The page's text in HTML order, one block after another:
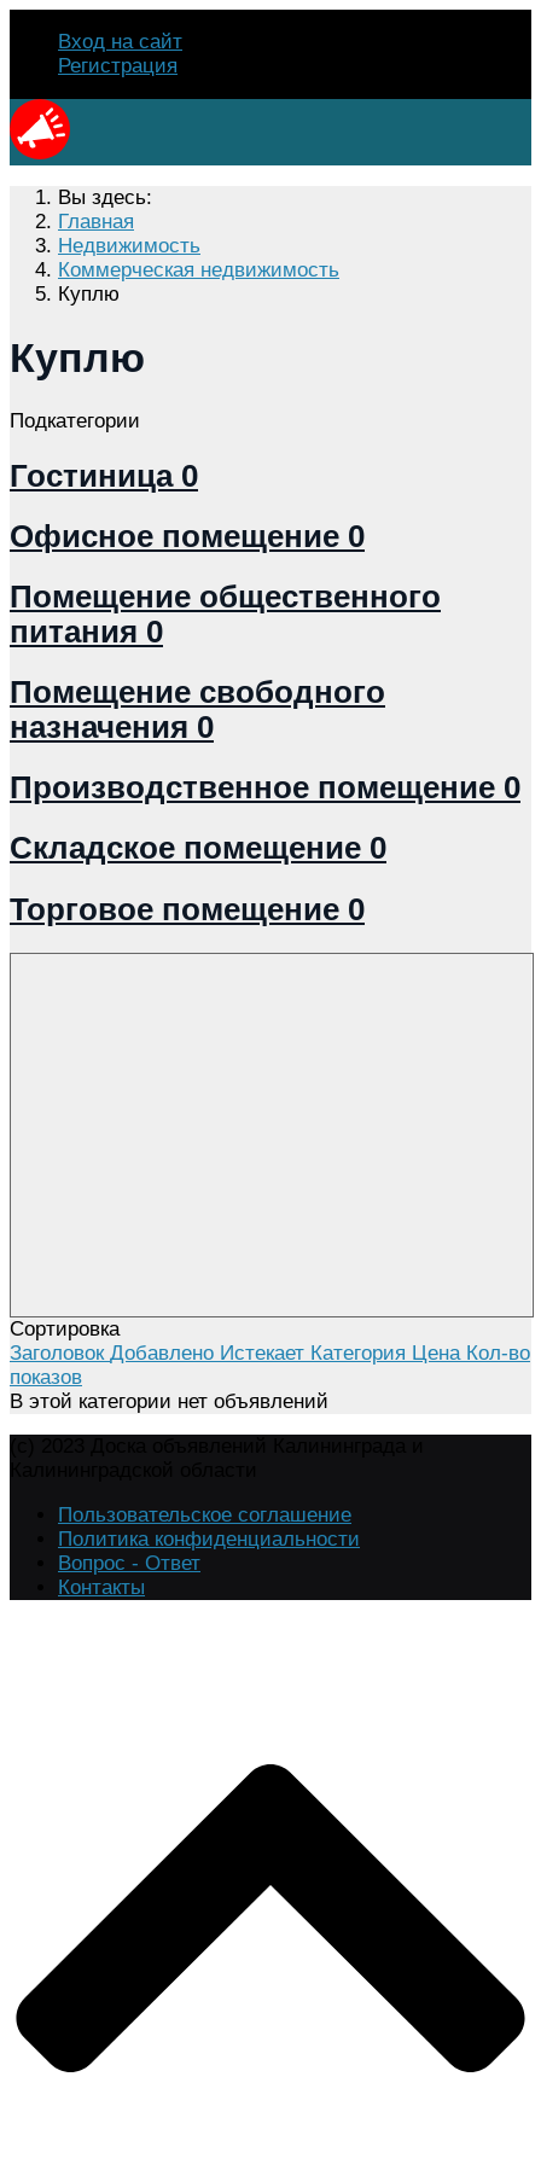
Вход на сайт
Регистрация
Вы здесь:
Главная
Недвижимость
Коммерческая недвижимость
Куплю
Куплю
Подкатегории
Гостиница 0
Офисное помещение 0
Помещение общественного
питания 0
Помещение свободного
назначения 0
Производственное помещение 0
Складское помещение 0
Торговое помещение 0
Сортировка
Заголовок Добавлено Истекает Категория Цена Кол-во
показов
В этой категории нет объявлений
Пользовательское соглашение
Политика конфиденциальности
Вопрос - Ответ
Контакты